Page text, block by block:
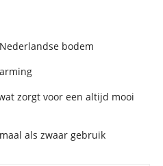
bodem
zorgt voor een altijd mooi
als zwaar gebruik